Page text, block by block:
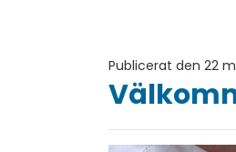
Publicerat den 22